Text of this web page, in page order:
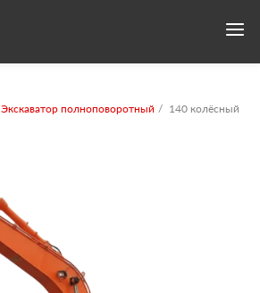
Экскаватор полноповоротный 140 колёсный с